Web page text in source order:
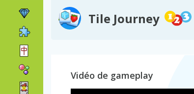
Tile Journey
Vidéo de gameplay